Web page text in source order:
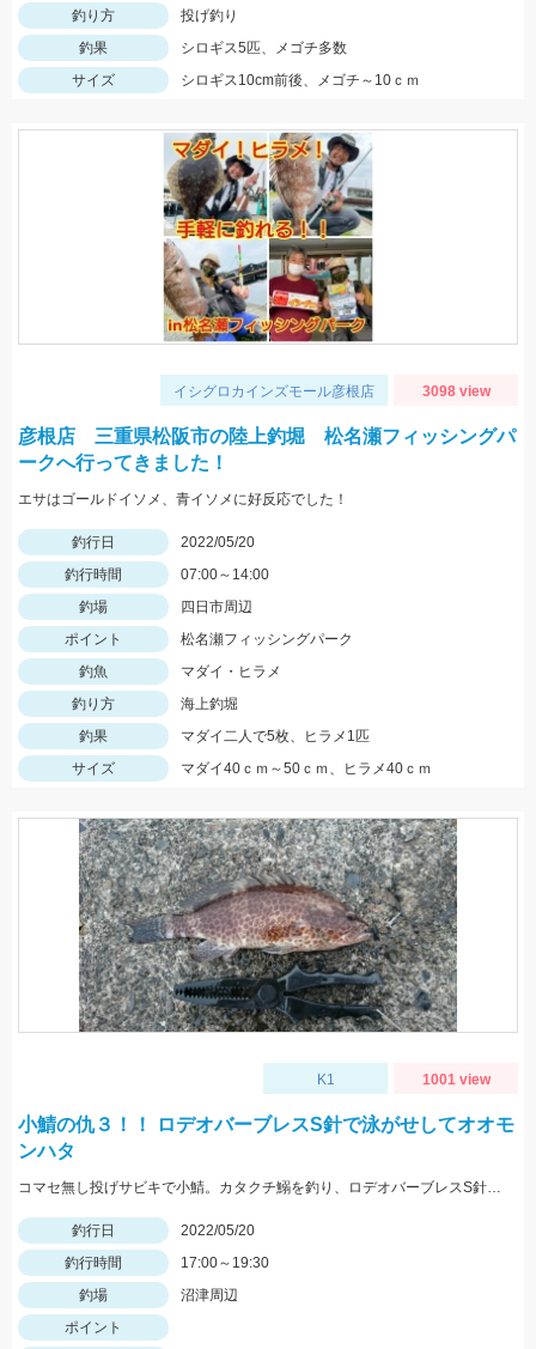
釣り方
投げ釣り
釣果
シロギス5匹、メゴチ多数
サイズ
シロギス10cm前後、メゴチ～10ｃｍ
イシグロカインズモール彦根店 3098 view
彦根店 三重県松阪市の陸上釣堀 松名瀬フィッシングパ
ークへ行ってきました！
エサはゴールドイソメ、青イソメに好反応でした！
釣行日
2022/05/20
釣行時間
07:00～14:00
釣場
四日市周辺
ポイント
松名瀬フィッシングパーク
釣魚
マダイ・ヒラメ
釣り方
海上釣堀
釣果
マダイ二人で5枚、ヒラメ1匹
サイズ
マダイ40ｃｍ～50ｃｍ、ヒラメ40ｃｍ
K1 1001 view
小鯖の仇３！！ ロデオバーブレスS針で泳がせしてオオモ
ンハタ
コマセ無し投げサビキで小鯖。カタクチ鰯を釣り、ロデオバーブレスS針で泳がせしてオオモンハタ２匹ゲット。
釣行日
2022/05/20
釣行時間
17:00～19:30
釣場
沼津周辺
ポイント